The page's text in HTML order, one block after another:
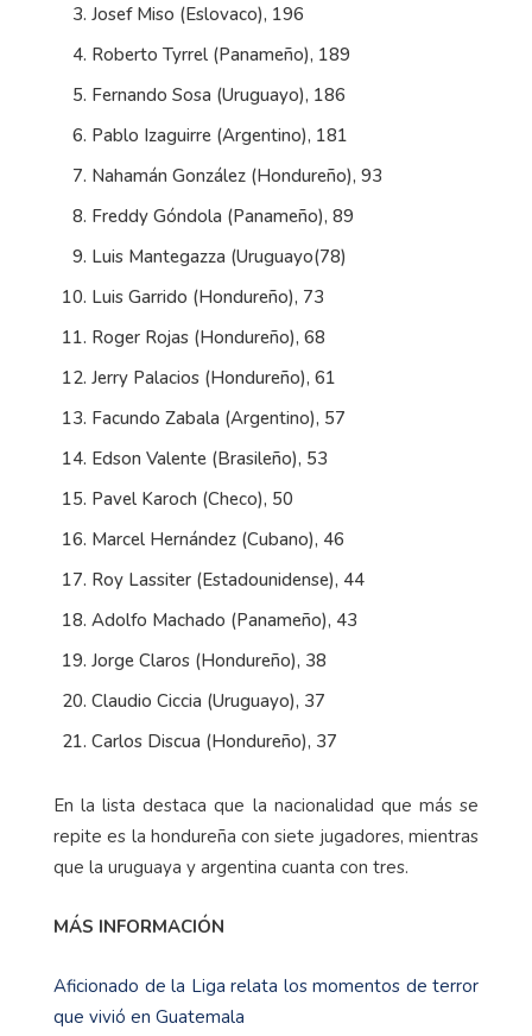
Josef Miso (Eslovaco), 196
Roberto Tyrrel (Panameño), 189
Fernando Sosa (Uruguayo), 186
Pablo Izaguirre (Argentino), 181
Nahamán González (Hondureño), 93
Freddy Góndola (Panameño), 89
Luis Mantegazza (Uruguayo(78)
Luis Garrido (Hondureño), 73
Roger Rojas (Hondureño), 68
Jerry Palacios (Hondureño), 61
Facundo Zabala (Argentino), 57
Edson Valente (Brasileño), 53
Pavel Karoch (Checo), 50
Marcel Hernández (Cubano), 46
Roy Lassiter (Estadounidense), 44
Adolfo Machado (Panameño), 43
Jorge Claros (Hondureño), 38
Claudio Ciccia (Uruguayo), 37
Carlos Discua (Hondureño), 37
En la lista destaca que la nacionalidad que más se
repite es la hondureña con siete jugadores, mientras
que la uruguaya y argentina cuanta con tres.
MÁS INFORMACIÓN
Aficionado de la Liga relata los momentos de terror
que vivió en Guatemala